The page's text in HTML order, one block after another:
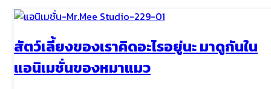
สัตว์เลี้ยงของเราคิดอะไรอยู่นะ มาดูกันใน
แอนิเมชั่นของหมาแมว